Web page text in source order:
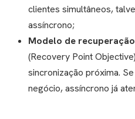
clientes simultâneos,
assíncrono;
Modelo de
(Recovery Point
sincronização próxima.
negócio, assíncrono já